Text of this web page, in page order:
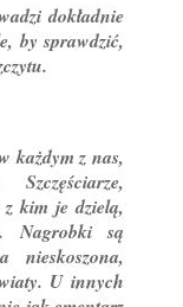
dokładnie
by sprawdzić,
każdym z nas,
kim je dzielą,
Nagrobki są
nieskoszona,
U innych